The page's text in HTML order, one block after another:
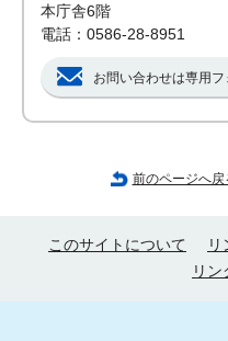
本庁舎6階
電話：0586-28-8951
お問い合わせは専用フ
前のページへ戻
このサイトについて リ
リン